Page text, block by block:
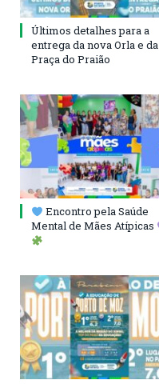
Últimos detalhes para a
entrega da nova Orla e da
Praça do Praião
Encontro pela Saúde
Mental de Mães Atípicas